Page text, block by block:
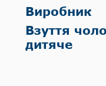
Виробник
Взуття
дитяче